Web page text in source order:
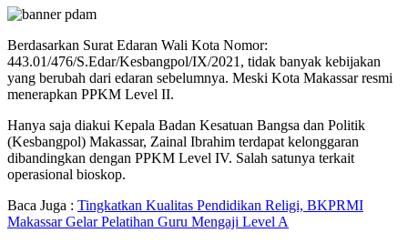
Berdasarkan Surat Edaran Wali Kota Nomor:
443.01/476/S.Edar/Kesbangpol/IX/2021, tidak banyak kebijakan
yang berubah dari edaran sebelumnya. Meski Kota Makassar resmi
menerapkan PPKM Level II.
Hanya saja diakui Kepala Badan Kesatuan Bangsa dan Politik
(Kesbangpol) Makassar, Zainal Ibrahim terdapat kelonggaran
dibandingkan dengan PPKM Level IV. Salah satunya terkait
operasional bioskop.
Baca Juga : Tingkatkan Kualitas Pendidikan Religi, BKPRMI
Makassar Gelar Pelatihan Guru Mengaji Level A